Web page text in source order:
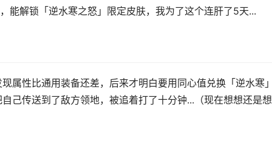
能解锁「逆水寒之怒」限定皮肤，我为了这个连肝了5天...
属性比通用装备还差，后来才明白要用同心值兑换「逆水寒」
己传送到了敌方领地，被追着打了十分钟...（现在想想还是想